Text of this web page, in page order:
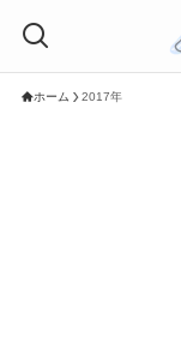
ホーム 2017年